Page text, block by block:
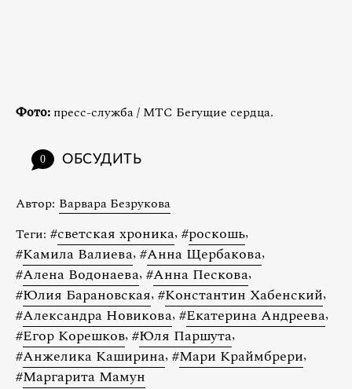
Фото: пресс-служба / МТС Бегущие сердца.
0 ОБСУДИТЬ
Автор: Варвара Безрукова
Теги: #светская хроника, #роскошь,
#Камила Валиева, #Анна Щербакова,
#Алена Водонаева, #Анна Пескова,
#Юлия Барановская, #Константин Хабенский,
#Александра Новикова, #Екатерина Андреева,
#Егор Корешков, #Юля Паршута,
#Анжелика Каширина, #Мари Краймбрери,
#Маргарита Мамун